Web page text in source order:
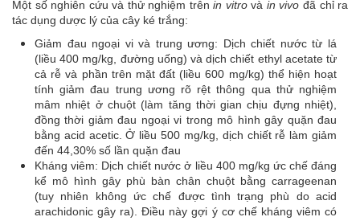
Một số nghiên cứu và thử nghiệm trênin vitrovà in vivo đã chỉ ra
tác dụng dược lý của cây ké trắng:
Giảm đau ngoại vi và trung ương: Dịch chiết nước từ lá
(liều 400 mg/kg, đường uống) và dịch chiết ethyl acetate từ
cả rễ và phần trên mặt đất (liều 600 mg/kg) thể hiện hoạt
tính giảm đau trung ương rõ rệt thông qua thử nghiệm
mâm nhiệt ở chuột (làm tăng thời gian chịu đựng nhiệt),
đồng thời giảm đau ngoại vi trong mô hình gây quặn đau
bằng acid acetic. Ở liều 500 mg/kg, dịch chiết rễ làm giảm
đến 44,30% số lần quặn đau
Kháng viêm: Dịch chiết nước ở liều 400 mg/kg ức chế đáng
kể mô hình gây phù bàn chân chuột bằng carrageenan
(tuy nhiên không ức chế được tình trạng phù do acid
arachidonic gây ra). Điều này gợi ý cơ chế kháng viêm có